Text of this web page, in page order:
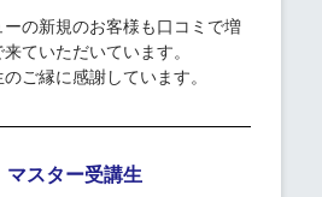
の新規のお客様も口コミで増
ていただいています。
ご縁に感謝しています。
スター受講生